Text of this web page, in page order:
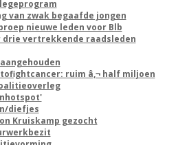
van zwak begaafde jongen
nieuwe leden voor Blb
vertrekkende raadsleden
ruim â‚¬ half miljoen
diefjes
Kruiskamp gezocht